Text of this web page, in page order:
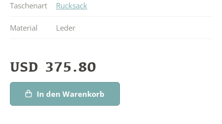
Taschenart Rucksack
Material Leder
USD 375.80
In den Warenkorb